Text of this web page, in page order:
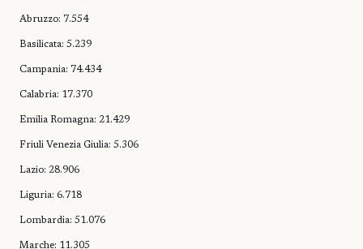
Abruzzo: 7.554
Basilicata: 5.239
Campania: 74.434
Calabria: 17.370
Emilia Romagna: 21.429
Friuli Venezia Giulia: 5.306
Lazio: 28.906
Liguria: 6.718
Lombardia: 51.076
Marche: 11.305